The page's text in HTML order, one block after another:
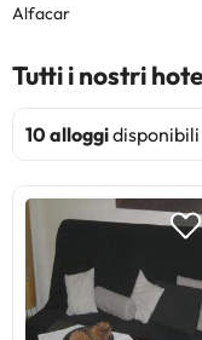
Alfacar
Tutti i nostri
10 alloggidisponibili